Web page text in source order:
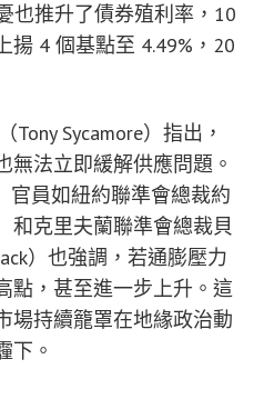
也推升了債券殖利率，10
揚 4 個基點至 4.49%，20
Tony Sycamore）指出，
無法立即緩解供應問題。
官員如紐約聯準會總裁約
和克里夫蘭聯準會總裁貝
）也強調，若通膨壓力
點，甚至進一步上升。這
場持續籠罩在地緣政治動
下。